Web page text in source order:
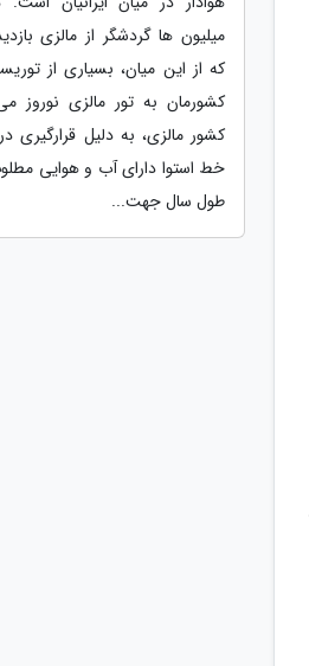
میلیون ها گردشگر از مالزی
که از این میان، بسیاری از
کشورمان به تور مالزی نوروز
کشور مالزی، به دلیل قرارگیری
خط استوا دارای آب و هوایی
طول سال جهت...